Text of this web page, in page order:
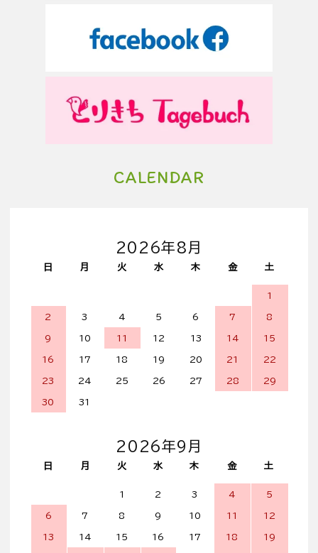
CALENDAR
2026年8月
日 月 火 水 木 金 土
1
2 3 4 5 6 7 8
9 10 11 12 13 14 15
16 17 18 19 20 21 22
23 24 25 26 27 28 29
30 31
2026年9月
日 月 火 水 木 金 土
1 2 3 4 5
6 7 8 9 10 11 12
13 14 15 16 17 18 19